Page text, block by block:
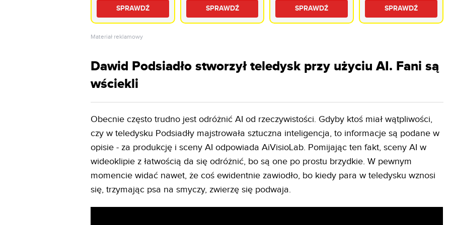
QD-Mini LED 8K
240Hz Tizen TV
Dolby Atmos HDMI
2.1
SPRAWDŹ
INDIANA Line Diva
3 Dąb
SPRAWDŹ
INDIANA Line Diva
3 Dąb
SPRAWDŹ
QD-Mini LED 4K
Mini LED 144Hz
Tizen TV HDMI 2.1
SPRAWDŹ
Materiał reklamowy
Dawid Podsiadło stworzył teledysk przy użyciu AI. Fani są
wściekli
Obecnie często trudno jest odróżnić AI od rzeczywistości. Gdyby ktoś miał wątpliwości,
czy w teledysku Podsiadły majstrowała sztuczna inteligencja, to informacje są podane w
opisie - za produkcję i sceny AI odpowiada AiVisioLab. Pomijając ten fakt, sceny AI w
wideoklipie z łatwością da się odróżnić, bo są one po prostu brzydkie. W pewnym
momencie widać nawet, że coś ewidentnie zawiodło, bo kiedy para w teledysku wznosi
się, trzymając psa na smyczy, zwierzę się podwaja.